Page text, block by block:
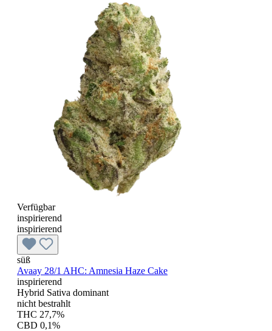
Verfügbar
inspirierend
inspirierend
süß
Avaay 28/1 AHC: Amnesia Haze Cake
inspirierend
Hybrid Sativa dominant
nicht bestrahlt
THC 27,7%
CBD 0,1%